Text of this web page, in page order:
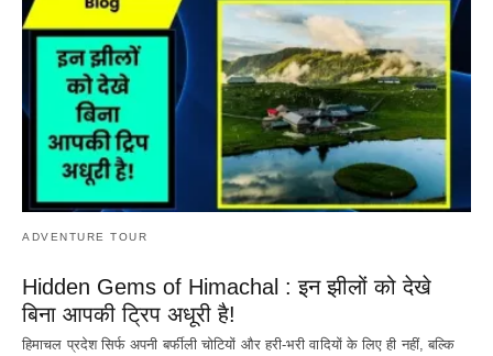
ADVENTURE TOUR
Hidden Gems of Himachal : इन झीलों को देखे
बिना आपकी ट्रिप अधूरी है!
हिमाचल प्रदेश सिर्फ अपनी बर्फीली चोटियों और हरी-भरी वादियों के लिए ही नहीं, बल्कि